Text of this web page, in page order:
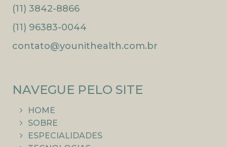
(11) 3842-8866
(11) 96383-0044
contato@younithealth.com.br
NAVEGUE PELO SITE
HOME
SOBRE
ESPECIALIDADES